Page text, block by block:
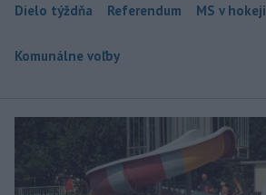
Dielo týždňa Referendum MS v hokeji
Komunálne voľby